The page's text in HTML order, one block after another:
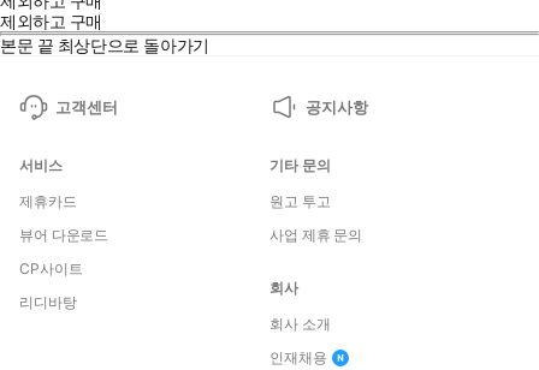
제외하고 구매
본문 끝 최상단으로 돌아가기
고객센터 공지사항
서비스
제휴카드
뷰어 다운로드
CP사이트
리디바탕
기타 문의
원고 투고
사업 제휴 문의
회사
회사 소개
인재채용